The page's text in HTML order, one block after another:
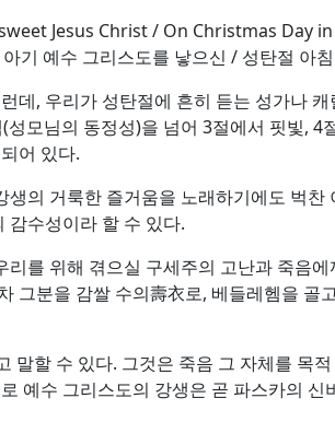
Jesus Christ / On Christmas Day
기 예수 그리스도를 낳으신 / 성탄절 아침
, 우리가 성탄절에 흔히 듣는 성가나
모님의 동정성)을 넘어 3절에서 핏빛, 4
어 있다.
의 거룩한 즐거움을 노래하기에도 벅
감수성이라 할 수 있다.
를 위해 겪으실 구세주의 고난과 죽음
그분을 감쌀 수의壽衣로, 베들레헴을 골
말할 수 있다. 그것은 죽음 그 자체를 목
예수 그리스도의 강생은 곧 파스카의